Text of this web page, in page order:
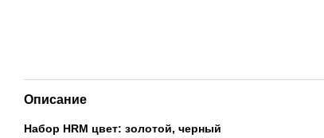
Описание
Набор HRM цвет: золотой, черный